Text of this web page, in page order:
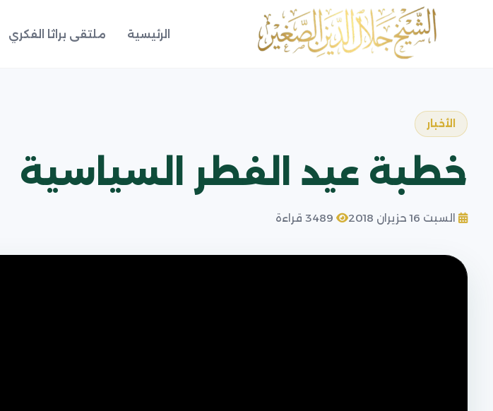
الرئيسية ملتقى براثا الفكري
الأخبار
خطبة عيد الفطر السياسية
السبت 16 حزيران 2018